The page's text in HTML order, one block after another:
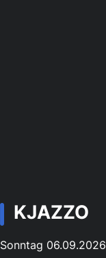
KJAZZO
Sonntag 06.09.2026